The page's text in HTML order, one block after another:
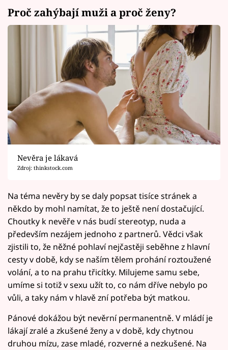
Proč zahýbají muži a proč ženy?
Nevěra je lákavá
Zdroj: thinkstock.com
Na téma nevěry by se daly popsat tisíce stránek a
někdo by mohl namítat, že to ještě není dostačující.
Choutky k nevěře v nás budí stereotyp, nuda a
především nezájem jednoho z partnerů. Vědci však
zjistili to, že něžné pohlaví nejčastěji seběhne z hlavní
cesty v době, kdy se naším tělem prohání roztoužené
volání, a to na prahu třicítky. Milujeme samu sebe,
umíme si totiž v sexu užít to, co nám dříve nebylo po
vůli, a taky nám v hlavě zní potřeba být matkou.
Pánové dokážou být nevěrní permanentně. V mládí je
lákají zralé a zkušené ženy a v době, kdy chytnou
druhou mízu, zase mladé, rozverné a nezkušené. Na